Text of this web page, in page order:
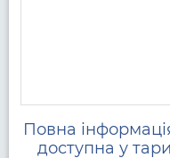
Повна
доступна у